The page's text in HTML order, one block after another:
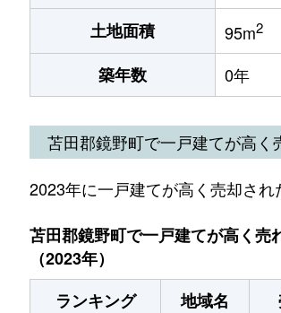
土地面積 95m2
築年数 0年
苫田郡鏡野町で一戸建てが高く
2023年に一戸建てが高く売却され
苫田郡鏡野町で一戸建てが高く売
（2023年）
ランキング
地域名